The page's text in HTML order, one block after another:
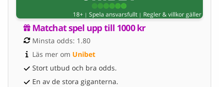
18+ | Spela ansvarsfullt | Regler & villkor gäller
Matchat spel upp till 1000 kr
Minsta odds: 1.80
Läs mer om Unibet
Stort utbud och bra odds.
En av de stora giganterna.